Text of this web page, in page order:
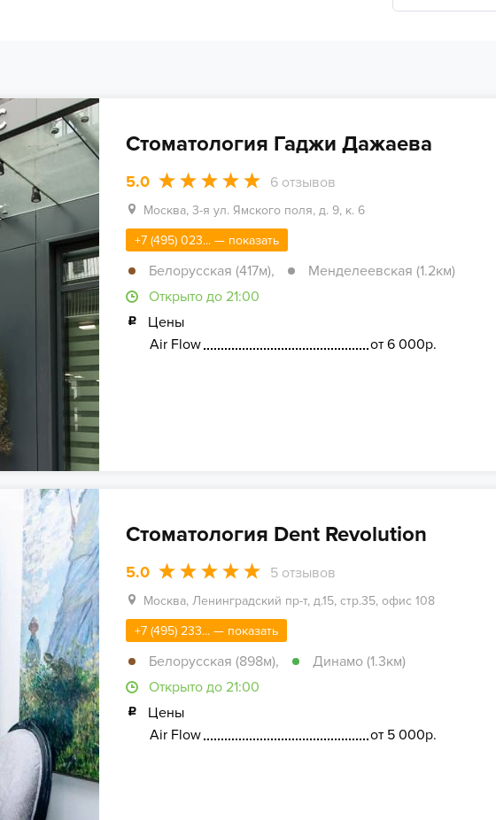
Стоматология Гаджи Дажаева
5.0 6отзывов
Москва, 3-я ул. Ямского поля, д. 9, к. 6
+7 (495) 023... — показать
Белорусская (417м),
Менделеевская (1.2км)
Открыто до 21:00
Цены
Air Flow
от 6 000р.
Стоматология Dent Revolution
5.0 5отзывов
Москва, Ленинградский пр-т, д.15, стр.35, офис 108
+7 (495) 233... — показать
Белорусская (898м),
Динамо (1.3км)
Открыто до 21:00
Цены
Air Flow
от 5 000р.